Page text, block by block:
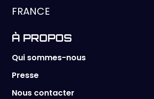
FRANCE
À PROPOS
Qui sommes-nous
Presse
Nous contacter